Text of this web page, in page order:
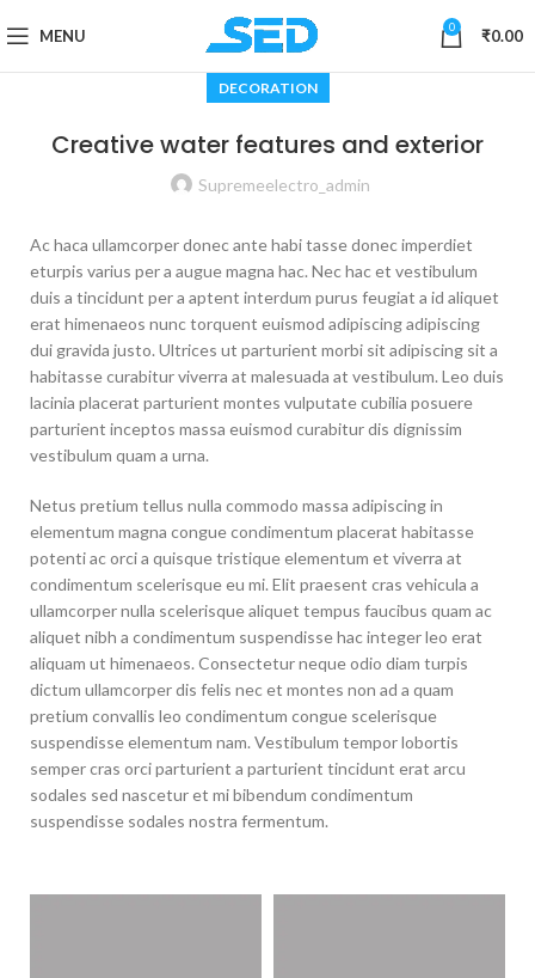
MENU 0 ₹0.00
DECORATION
Creative water features and exterior
Supremeelectro_admin
Ac haca ullamcorper donec ante habi tasse donec imperdiet
eturpis varius per a augue magna hac. Nec hac et vestibulum
duis a tincidunt per a aptent interdum purus feugiat a id aliquet
erat himenaeos nunc torquent euismod adipiscing adipiscing
dui gravida justo. Ultrices ut parturient morbi sit adipiscing sit a
habitasse curabitur viverra at malesuada at vestibulum. Leo duis
lacinia placerat parturient montes vulputate cubilia posuere
parturient inceptos massa euismod curabitur dis dignissim
vestibulum quam a urna.
Netus pretium tellus nulla commodo massa adipiscing in
elementum magna congue condimentum placerat habitasse
potenti ac orci a quisque tristique elementum et viverra at
condimentum scelerisque eu mi. Elit praesent cras vehicula a
ullamcorper nulla scelerisque aliquet tempus faucibus quam ac
aliquet nibh a condimentum suspendisse hac integer leo erat
aliquam ut himenaeos. Consectetur neque odio diam turpis
dictum ullamcorper dis felis nec et montes non ad a quam
pretium convallis leo condimentum congue scelerisque
suspendisse elementum nam. Vestibulum tempor lobortis
semper cras orci parturient a parturient tincidunt erat arcu
sodales sed nascetur et mi bibendum condimentum
suspendisse sodales nostra fermentum.